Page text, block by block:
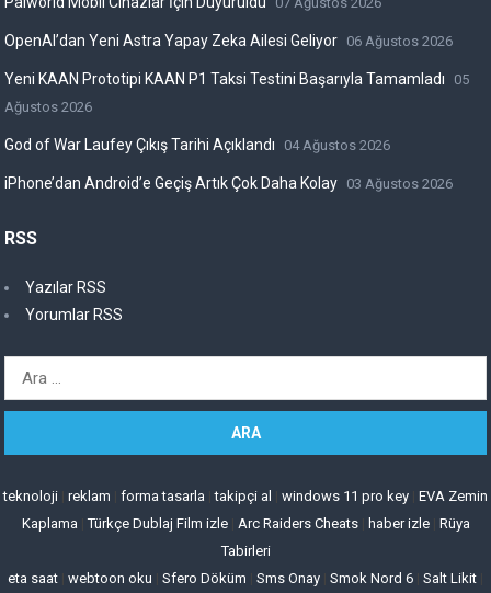
OpenAI’dan Yeni Astra Yapay Zeka Ailesi Geliyor 06 Ağustos 2026
Yeni KAAN Prototipi KAAN P1 Taksi Testini Başarıyla Tamamladı
05
Ağustos 2026
God of War Laufey Çıkış Tarihi Açıklandı 04 Ağustos 2026
iPhone’dan Android’e Geçiş Artık Çok Daha Kolay 03 Ağustos 2026
RSS
Yazılar RSS
Yorumlar RSS
Arama:
teknoloji reklam forma tasarla |takipçi al windows 11 pro key EVA Zemin
Kaplama |Türkçe Dublaj Film izle| Arc Raiders Cheats| haber izle| Rüya
Tabirleri
eta saat webtoon oku Sfero Döküm Sms Onay Smok Nord 6 Salt Likit